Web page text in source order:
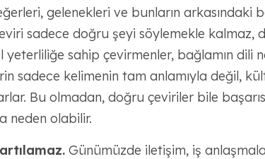
gelenekleri ve bunların arkasındaki
sadece doğru şeyi söylemekle kalmaz,
sahip çevirmenler, bağlamın dili
sadece kelimenin tam anlamıyla değil,
Bu olmadan, doğru çeviriler bile
neden olabilir.
Günümüzde iletişim, iş